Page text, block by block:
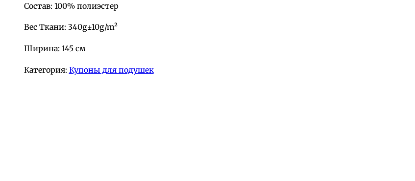
Состав: 100% полиэстер
Вес Ткани: 340g±10g/m²
Ширина: 145 см
Категория: Купоны для подушек